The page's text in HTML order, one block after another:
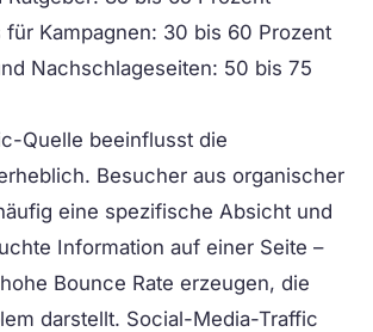
für Kampagnen: 30 bis 60 Prozent
Nachschlageseiten: 50 bis 75
Quelle beeinflusst die
Besucher aus organischer
eine spezifische Absicht und
Information auf einer Seite –
Bounce Rate erzeugen, die
darstellt. Social-Media-Traffic